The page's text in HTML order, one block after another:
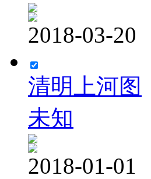
2018-03-20
清明上河图
未知
2018-01-01